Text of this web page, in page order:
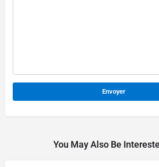
You May Also Be